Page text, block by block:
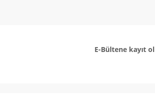
E-Bültene kayıt ol